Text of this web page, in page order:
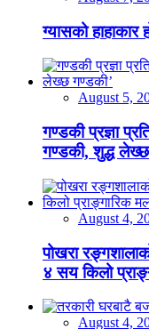
ग्यासको
August 5,
गण्डकी प्रज्ञा
गण्डकी, शुद्ध
August 4,
पोखरा
४ सय किलो
August 4,